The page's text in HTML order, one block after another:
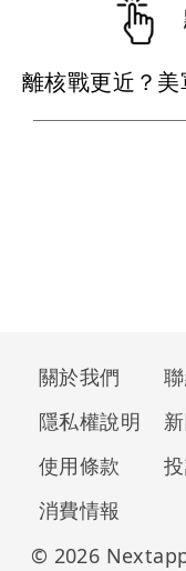
關於我們
隱私權說明
使用條款
消費情報
© 2026